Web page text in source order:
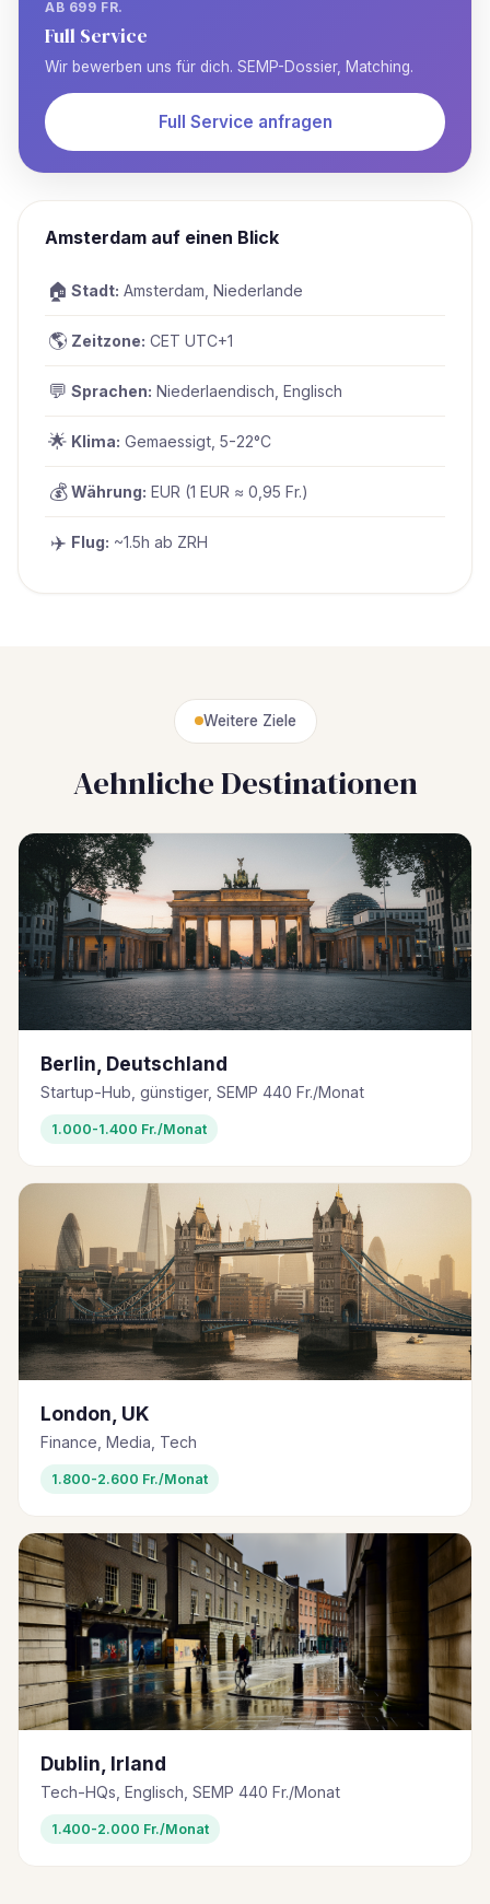
AB 699 FR.
Full Service
Wir bewerben uns für dich. SEMP-Dossier, Matching.
Full Service anfragen
Amsterdam auf einen Blick
🏠 Stadt: Amsterdam, Niederlande
🌎 Zeitzone: CET UTC+1
💬 Sprachen: Niederlaendisch, Englisch
🌟 Klima: Gemaessigt, 5-22°C
💰 Währung: EUR (1 EUR ≈ 0,95 Fr.)
✈️ Flug: ~1.5h ab ZRH
Weitere Ziele
Aehnliche Destinationen
Berlin, Deutschland
Startup-Hub, günstiger, SEMP 440 Fr./Monat
1.000-1.400 Fr./Monat
London, UK
Finance, Media, Tech
1.800-2.600 Fr./Monat
Dublin, Irland
Tech-HQs, Englisch, SEMP 440 Fr./Monat
1.400-2.000 Fr./Monat